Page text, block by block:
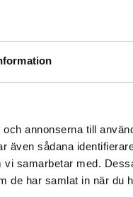
annonserna till
sådana
samarbetar med.
de har samlat in när du
tillkommer
moms Antal